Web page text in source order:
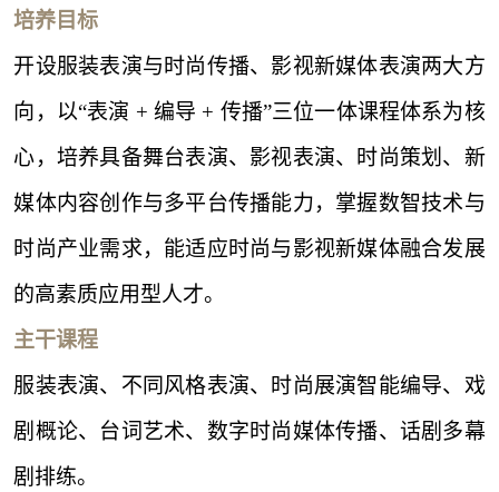
培养目标
开设服装表演与时尚传播、影视新媒体表演两大方
向，以“表演 + 编导 + 传播”三位一体课程体系为核
心，培养具备舞台表演、影视表演、时尚策划、新
媒体内容创作与多平台传播能力，掌握数智技术与
时尚产业需求，能适应时尚与影视新媒体融合发展
的高素质应用型人才。
主干课程
服装表演、不同风格表演、时尚展演智能编导、戏
剧概论、台词艺术、数字时尚媒体传播、话剧多幕
剧排练。